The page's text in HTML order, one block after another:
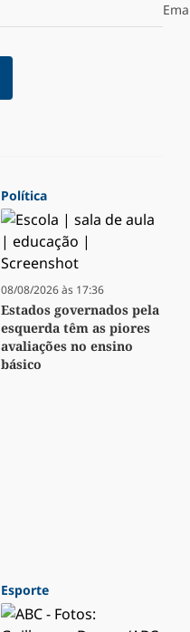
Política
08/08/2026 às 17:36
Estados governados pela
esquerda têm as piores
avaliações no ensino
básico
Esporte